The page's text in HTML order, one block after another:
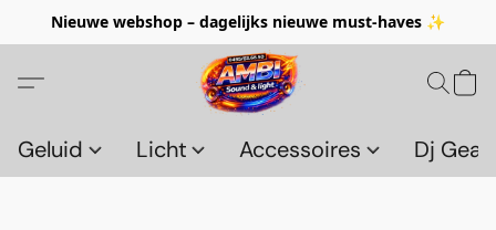
Nieuwe webshop – dagelijks nieuwe must-haves ✨
Geluid Licht Accessoires Dj Gear